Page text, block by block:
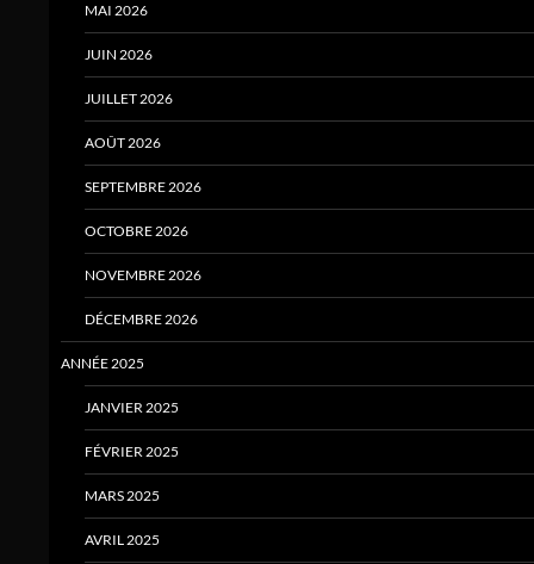
MAI 2026
JUIN 2026
JUILLET 2026
AOÛT 2026
SEPTEMBRE 2026
OCTOBRE 2026
NOVEMBRE 2026
DÉCEMBRE 2026
ANNÉE 2025
JANVIER 2025
FÉVRIER 2025
MARS 2025
AVRIL 2025